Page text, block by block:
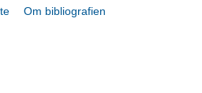
Om bibliografien